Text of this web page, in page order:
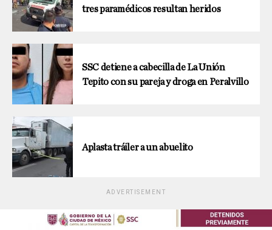
tres paramédicos resultan heridos
SSC detiene a cabecilla de La Unión
Tepito con su pareja y droga en Peralvillo
Aplasta tráiler a un abuelito
ADVERTISEMENT